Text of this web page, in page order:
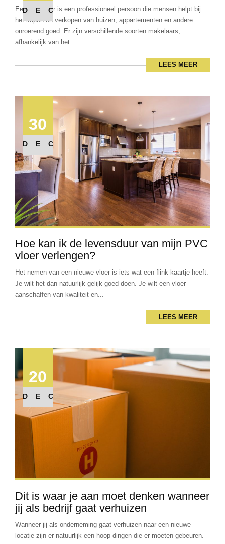
DEC
Een makelaar is een professioneel persoon die mensen helpt bij
het kopen en verkopen van huizen, appartementen en andere
onroerend goed. Er zijn verschillende soorten makelaars,
afhankelijk van het...
LEES MEER
30
DEC
Hoe kan ik de levensduur van mijn PVC
vloer verlengen?
Het nemen van een nieuwe vloer is iets wat een flink kaartje heeft.
Je wilt het dan natuurlijk gelijk goed doen. Je wilt een vloer
aanschaffen van kwaliteit en...
LEES MEER
20
DEC
Dit is waar je aan moet denken wanneer
jij als bedrijf gaat verhuizen
Wanneer jij als onderneming gaat verhuizen naar een nieuwe
locatie zijn er natuurlijk een hoop dingen die er moeten gebeuren.